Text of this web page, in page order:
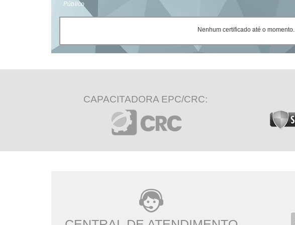
Público
Nenhum certificado até o momento.
CAPACITADORA EPC/CRC: